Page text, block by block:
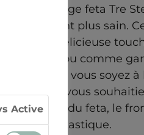
du fromage feta Tre
tout en étant plus sain.
une délicieuse
aux roulés ou comme
rôtis. Que vous soyez
ou que vous
classique du feta, le
choix fantastique.
Active